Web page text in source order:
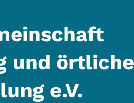
und örtliche
e.V.